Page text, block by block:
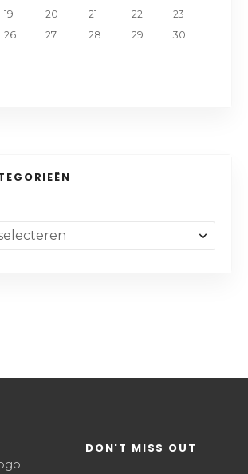
19 20 21 22
23
26 27 28 29
30
DON'T MISS OUT